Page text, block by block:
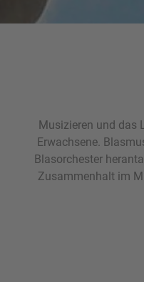
Musizieren und das
Erwachsene.
Blasorchester
Zusammenhalt im